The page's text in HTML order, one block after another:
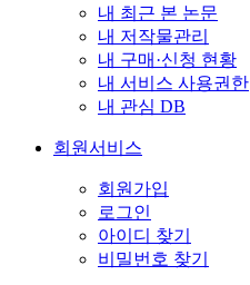
내 최근 본 논문
내 저작물관리
내 구매·신청 현황
내 서비스 사용권한
내 관심 DB
회원서비스
회원가입
로그인
아이디 찾기
비밀번호 찾기